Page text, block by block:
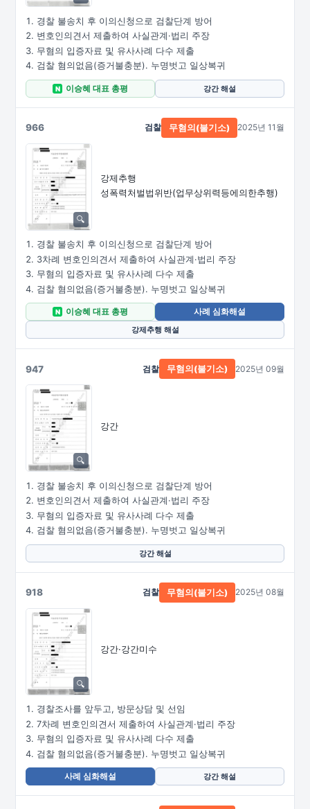
경찰 불송치 후 이의신청으로 검찰단계 방어
변호인의견서 제출하여 사실관계·법리 주장
무혐의 입증자료 및 유사사례 다수 제출
검찰 혐의없음(증거불충분). 누명벗고 일상복귀
N 이승혜 대표 총평 강간 해설
966
강제추행
성폭력처벌법위반(업무상위력등에의한추행)
검찰 무혐의(불기소) 2025년 11월
경찰 불송치 후 이의신청으로 검찰단계 방어
3차례 변호인의견서 제출하여 사실관계·법리 주장
무혐의 입증자료 및 유사사례 다수 제출
검찰 혐의없음(증거불충분). 누명벗고 일상복귀
N 이승혜 대표 총평
사례 심화해설
강제추행 해설
947
강간
검찰 무혐의(불기소) 2025년 09월
경찰 불송치 후 이의신청으로 검찰단계 방어
변호인의견서 제출하여 사실관계·법리 주장
무혐의 입증자료 및 유사사례 다수 제출
검찰 혐의없음(증거불충분). 누명벗고 일상복귀
강간 해설
918
강간·강간미수
검찰 무혐의(불기소) 2025년 08월
경찰조사를 앞두고, 방문상담 및 선임
7차례 변호인의견서 제출하여 사실관계·법리 주장
무혐의 입증자료 및 유사사례 다수 제출
검찰 혐의없음(증거불충분). 누명벗고 일상복귀
사례 심화해설 강간 해설